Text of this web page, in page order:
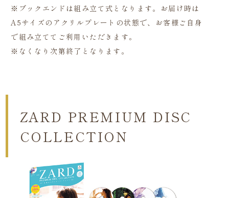
※ブックエンドは組み立て式となります。お届け時は
A5サイズのアクリルプレートの状態で、お客様ご自身
で組み立ててご利用いただきます。
※なくなり次第終了となります。
ZARD PREMIUM DISC
COLLECTION